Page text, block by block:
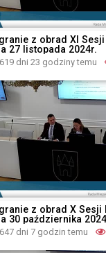
z obrad XI
27 listopada 2024r.
619 dni 23 godziny temu
z obrad X Sesji
30 października
647 dni 7 godzin temu